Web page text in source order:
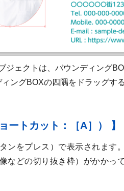
ジェクトは、バウンディング
ングBOXの四隅をドラッグす
ートカット：［A］） 】
ンをプレス）で表示されます。
などの切り抜き枠）がかか